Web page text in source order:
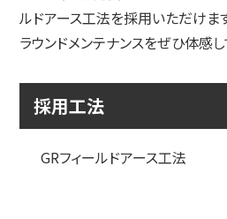
ルドアース工法を採用いただけま
ラウンドメンテナンスをぜひ体感し
採用工法
GRフィールドアース工法